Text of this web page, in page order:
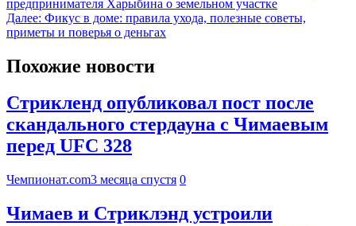
предпринимателя Харыбина о земельном участке
Далее: Фикус в доме: правила ухода, полезные советы,
приметы и поверья о деньгах
Похожие новости
Стрикленд опубликовал пост после
скандального стердауна с Чимаевым
перед UFC 328
Чемпионат.com3 месяца спустя 0
Чимаев и Стриклэнд устроили